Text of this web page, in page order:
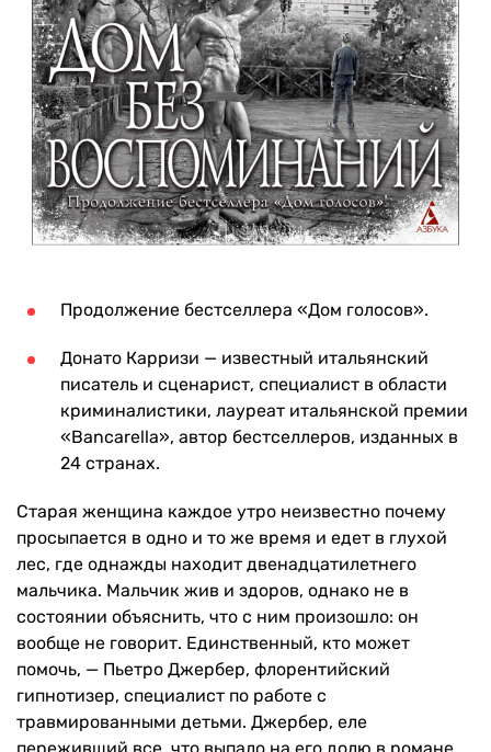
Продолжение бестселлера «Дом голосов».
Донато Карризи — известный итальянский
писатель и сценарист, специалист в области
криминалистики, лауреат итальянской премии
«Bancarella», автор бестселлеров, изданных в
24 странах.
Старая женщина каждое утро неизвестно почему
просыпается в одно и то же время и едет в глухой
лес, где однажды находит двенадцатилетнего
мальчика. Мальчик жив и здоров, однако не в
состоянии объяснить, что с ним произошло: он
вообще не говорит. Единственный, кто может
помочь, — Пьетро Джербер, флорентийский
гипнотизер, специалист по работе с
травмированными детьми. Джербер, еле